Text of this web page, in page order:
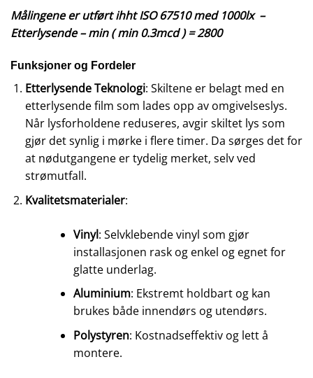
Målingene er utført ihht ISO 67510 med 1000lx –
Etterlysende – min ( min 0.3mcd ) = 2800
Funksjoner og Fordeler
Etterlysende Teknologi: Skiltene er belagt med en
etterlysende film som lades opp av omgivelseslys.
Når lysforholdene reduseres, avgir skiltet lys som
gjør det synlig i mørke i flere timer. Da sørges det for
at nødutgangene er tydelig merket, selv ved
strømutfall.
Kvalitetsmaterialer:
Vinyl: Selvklebende vinyl som gjør
installasjonen rask og enkel og egnet for
glatte underlag.
Aluminium: Ekstremt holdbart og kan
brukes både innendørs og utendørs.
Polystyren: Kostnadseffektiv og lett å
montere.